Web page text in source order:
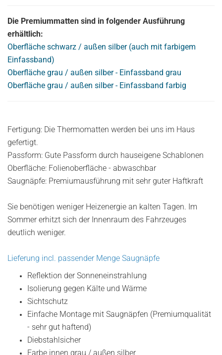
Die Premiummatten sind in folgender Ausführung
erhältlich:
Oberfläche schwarz / außen silber (auch mit farbigem
Einfassband)
Oberfläche grau / außen silber - Einfassband grau
Oberfläche grau / außen silber - Einfassband farbig
Fertigung: Die Thermomatten werden bei uns im Haus
gefertigt.
Passform: Gute Passform durch hauseigene Schablonen
Oberfläche: Folienoberfläche - abwaschbar
Saugnäpfe: Premiumausführung mit sehr guter Haftkraft
Sie benötigen weniger Heizenergie an kalten Tagen. Im
Sommer erhitzt sich der Innenraum des Fahrzeuges
deutlich weniger.
Lieferung incl. passender Menge Saugnäpfe
Reflektion der Sonneneinstrahlung
Isolierung gegen Kälte und Wärme
Sichtschutz
Einfache Montage mit Saugnäpfen (Premiumqualität
- sehr gut haftend)
Diebstahlsicher
Farbe innen grau / außen silber